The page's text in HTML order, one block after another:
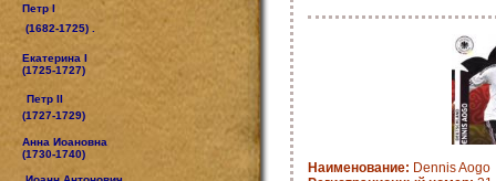
Петр I
(1682-1725) .
Екатерина I
(1725-1727)
Петр II
(1727-1729)
Анна Иоановна
(1730-1740)
Наименование: Dennis Aogo